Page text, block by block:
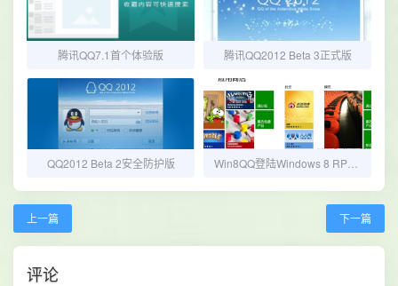
腾讯QQ7.1首个体验版 腾讯QQ2012 Beta 3正式版
QQ2012 Beta 2安全防护版
上一篇 下一篇
评论